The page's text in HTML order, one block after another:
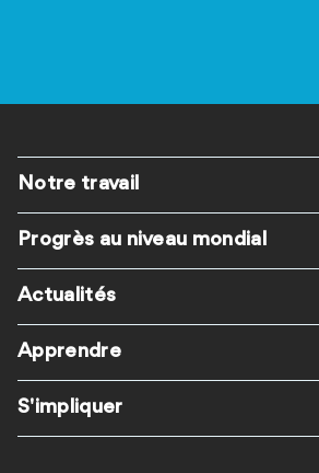
Pied
de
page
Notre travail
Progrès au niveau mondial
Actualités
Apprendre
S'impliquer